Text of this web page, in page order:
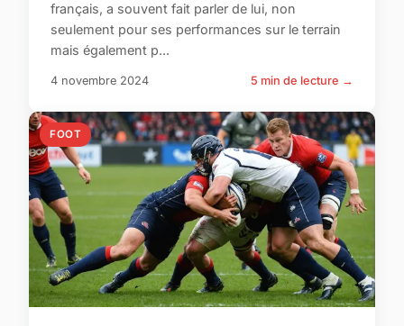
français, a souvent fait parler de lui, non
seulement pour ses performances sur le terrain
mais également p...
4 novembre 2024 5 min de lecture →
FOOT